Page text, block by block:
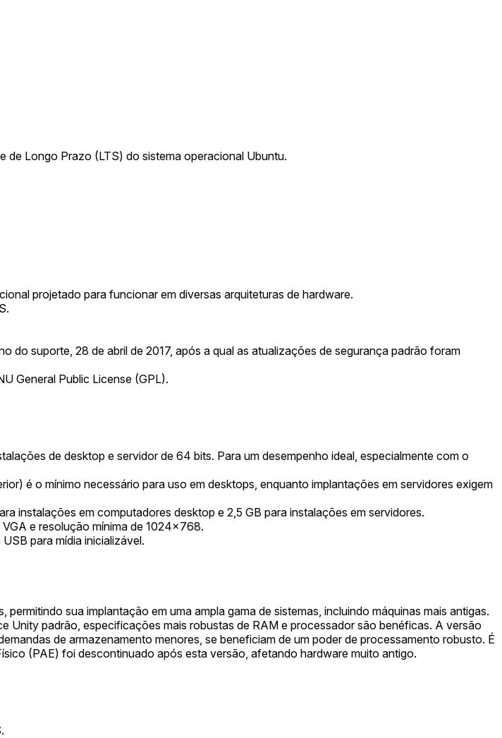
de Longo Prazo (LTS) do sistema operacional Ubuntu.
projetado para funcionar em diversas arquiteturas de hardware.
do suporte, 28 de abril de 2017, após a qual as atualizações de segurança padrão foram
General Public License (GPL).
de desktop e servidor de 64 bits. Para um desempenho ideal, especialmente com o
é o mínimo necessário para uso em desktops, enquanto implantações em servidores exigem
instalações em computadores desktop e 2,5 GB para instalações em servidores.
e resolução mínima de 1024x768.
para mídia inicializável.
sua implantação em uma ampla gama de sistemas, incluindo máquinas mais antigas.
Unity padrão, especificações mais robustas de RAM e processador são benéficas. A versão
de armazenamento menores, se beneficiam de um poder de processamento robusto. É
(PAE) foi descontinuado após esta versão, afetando hardware muito antigo.